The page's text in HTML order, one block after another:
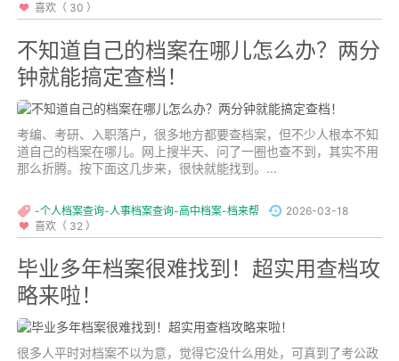
喜欢（ 30 ）
不知道自己的档案在哪儿怎么办？两分
钟就能搞定查档！
考编、考研、入职落户，很多地方都要查档案，但不少人根本不知
道自己的档案在哪儿。网上搜半天、问了一圈也查不到，其实不用
那么折腾。按下面这几步来，很快就能找到。...
-个人档案查询-人事档案查询-高中档案-档来帮
2026-03-18
喜欢（ 32 ）
毕业多年档案很难找到！超实用查档攻
略来啦！
很多人平时对档案不以为意，觉得它没什么用处，可真到了考公政